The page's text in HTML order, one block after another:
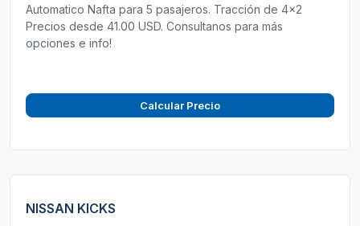
Automatico Nafta para 5 pasajeros. Tracción de 4x2
Precios desde 41.00 USD. Consultanos para más
opciones e info!
Calcular Precio
NISSAN KICKS